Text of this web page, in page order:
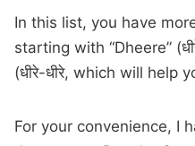
In this list, you have
starting with “Dheere”
(धीरे-धीरे, which will help
For your convenience, I